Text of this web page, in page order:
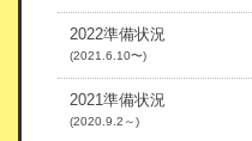
2022準備状況
(2021.6.10〜)
2021準備状況
(2020.9.2～)